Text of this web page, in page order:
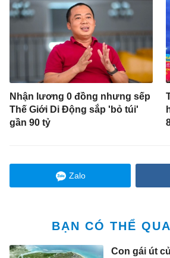
Nhận lương 0 đồng nhưng sếp
Thế Giới Di Động sắp 'bỏ túi'
gần 90 tỷ
Zalo
BẠN CÓ THỂ
Con gái út